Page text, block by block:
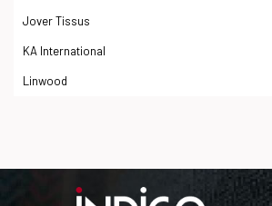
Jover Tissus
KA International
Linwood